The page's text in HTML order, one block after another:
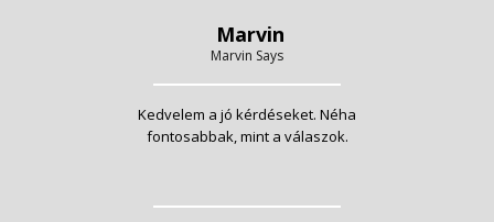
Marvin
Marvin Says
Kedvelem a jó kérdéseket. Néha
fontosabbak, mint a válaszok.